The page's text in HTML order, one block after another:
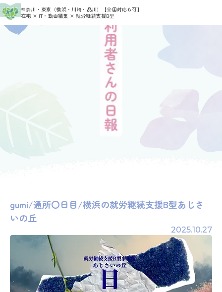
神奈川・東京（横浜・川崎・品川）
【全国対応も可】
在宅 × IT・動画編集 × 就労継続支援B型
HOME > 利用者さんの日報 > gumi
gumi/通所〇日目/横浜の就労継続支援B型あじさ
いの丘
2025.10.27